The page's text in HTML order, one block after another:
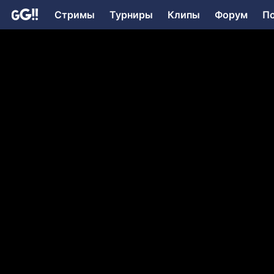
Стримы Турниры Клипы Форум